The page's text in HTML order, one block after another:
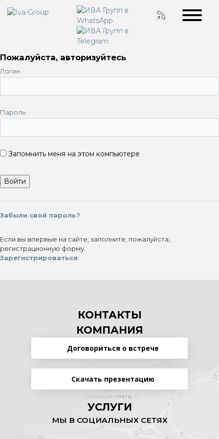
Пожалуйста, авторизуйтесь
Логин
Пароль
Запомнить меня на этом компьютере
Забыли свой пароль?
Если вы впервые на сайте, заполните, пожалуйста,
регистрационную форму.
Зарегистрироваться
КОНТАКТЫ
КОМПАНИЯ
Договориться о встрече
Скачать презентацию
УСЛУГИ
МЫ В СОЦИАЛЬНЫХ СЕТЯХ